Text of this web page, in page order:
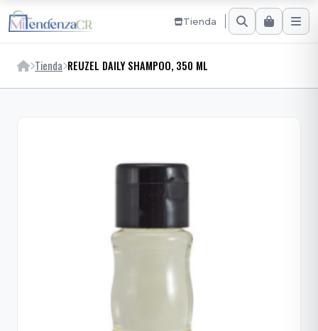
Tienda
Tienda REUZEL DAILY SHAMPOO, 350 ML